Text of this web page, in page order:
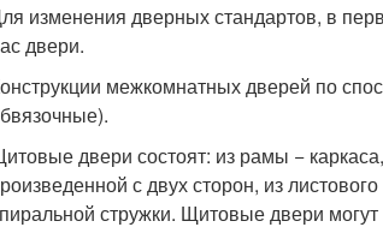
изменения дверных стандартов, в
двери.
межкомнатных дверей по
двери состоят: из рамы −
с двух сторон, из
стружки. Щитовые двери